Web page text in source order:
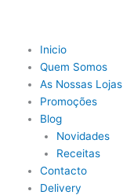
Main
Menu
Inicio
Quem Somos
As Nossas Lojas
Promoções
Blog
Novidades
Receitas
Contacto
Delivery